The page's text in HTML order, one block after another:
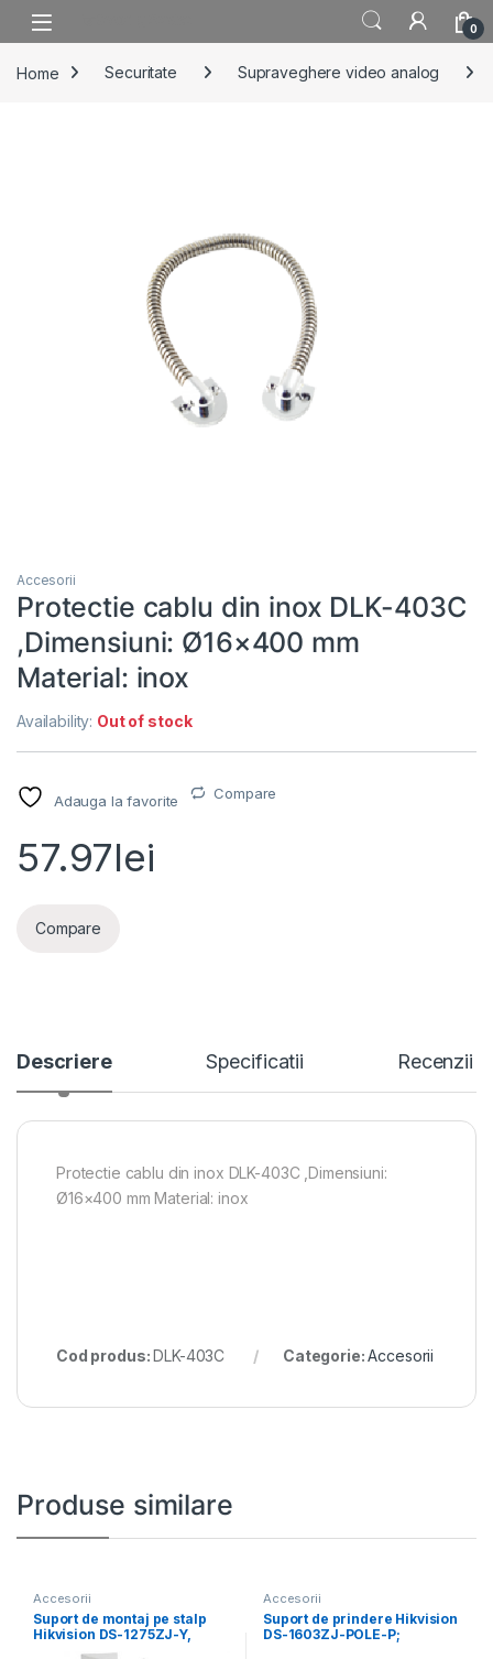
Skip to navigation
Skip to content
0
Home Securitate Supraveghere video analog
Accesorii
Protectie cablu din inox DLK-403C
,Dimensiuni: Ø16×400 mm
Material: inox
Availability: Out of stock
Adauga la favorite Compare
57.97lei
Compare
Descriere Specificatii Recenzii
Protectie cablu din inox DLK-403C ,Dimensiuni:
Ø16×400 mm Material: inox
Cod produs:DLK-403C Categorie:Accesorii
Produse similare
Accesorii
Suport de montaj pe stalp
Hikvision DS-1275ZJ-Y,
dimensiuni: 67 mm
Accesorii
Suport de prindere Hikvision
DS-1603ZJ-POLE-P;